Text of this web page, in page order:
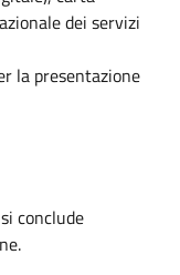
dei servizi
la presentazione
conclude